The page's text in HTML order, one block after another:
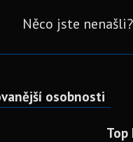
Něco jste nenašli?
osobnosti
Top